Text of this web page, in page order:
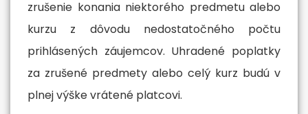
zrušenie konania niektorého predmetu alebo
kurzu z dôvodu nedostatočného počtu
prihlásených záujemcov. Uhradené poplatky
za zrušené predmety alebo celý kurz budú v
plnej výške vrátené platcovi.